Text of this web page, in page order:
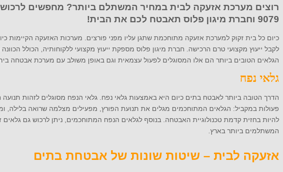
רוצים מערכת אזעקה לבית במחיר המשתלם ביותר? מחפשים
9079 וחברת מיגון פלוס תאבטח לכם את הבית!
כיום כל בית זקוק למערכת אזעקה מתוחכמת שתגן עליו מפני פורצים. מערכות האזעקה הקיימות
לקבל ייעוץ מקצועי טרם הרכישה. חברת מיגון פלוס מספקת ייעוץ מקצועי ללקוחותיה, הכולל
הגלאים הטובים ביותר הם אלו המסוגלים לפעול עצמאית וגם באופן משולב עם מערכת אבטחה
גלאי נפח
הדרך הטובה ביותר לאבטח בתים כיום היא באמצעות גלאי נפח. גלאי הנפח מסוגלים לזהות
פעולות במקביל: הגלאים המתוחכמים מגלים את תנועת הפורץ, מפעילים מצלמה שרואה בלילה,
להיות בחזית קדמת טכנולוגיית האבטחה. בנוסף לגלאים הנפח המתוחכמים, ניתן לרכוש גם
המשתלמים ביותר בארץ.
אזעקה לבית – שיטות שונות של אבטחת בתים